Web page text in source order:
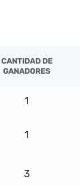
CANTIDAD DE
GANADORES
1
1
3